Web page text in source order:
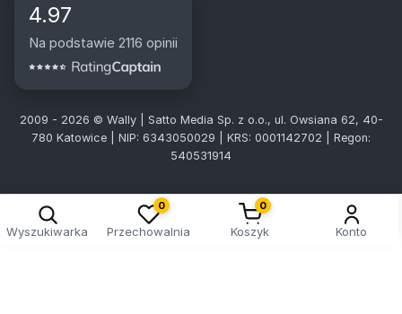
4.97
Na podstawie 2116 opinii
2009 - 2026 © Wally | Satto Media Sp. z o.o., ul. Owsiana 62, 40-
780 Katowice | NIP: 6343050029 | KRS: 0001142702 | Regon:
540531914
Wyszukiwarka
0
Przechowalnia
0
Koszyk Konto